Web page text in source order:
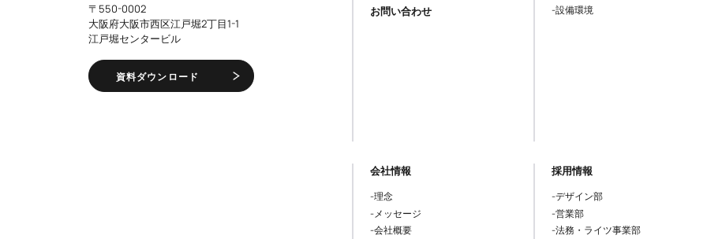
〒550-0002
大阪府大阪市西区江戸堀2丁目1-1
江戸堀センタービル
資料ダウンロード
お問い合わせ
-設備環境
会社情報
-理念
-メッセージ
-会社概要
採用情報
-デザイン部
-営業部
-法務・ライツ事業部